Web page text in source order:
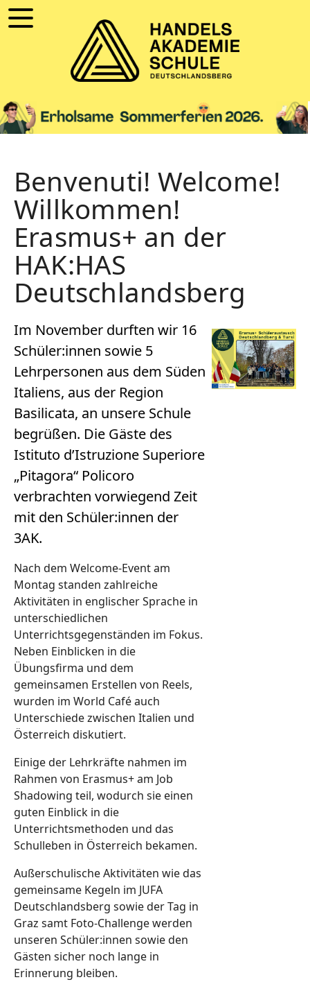
Benvenuti! Welcome!
Willkommen!
Erasmus+ an der
HAK:HAS
Deutschlandsberg
Im November durften wir 16
Schüler:innen sowie 5
Lehrpersonen aus dem Süden
Italiens, aus der Region
Basilicata, an unsere Schule
begrüßen. Die Gäste des
Istituto d’Istruzione Superiore
„Pitagora“ Policoro
verbrachten vorwiegend Zeit
mit den Schüler:innen der
3AK.
Nach dem Welcome-Event am
Montag standen zahlreiche
Aktivitäten in englischer Sprache in
unterschiedlichen
Unterrichtsgegenständen im Fokus.
Neben Einblicken in die
Übungsfirma und dem
gemeinsamen Erstellen von Reels,
wurden im World Café auch
Unterschiede zwischen Italien und
Österreich diskutiert.
Einige der Lehrkräfte nahmen im
Rahmen von Erasmus+ am Job
Shadowing teil, wodurch sie einen
guten Einblick in die
Unterrichtsmethoden und das
Schulleben in Österreich bekamen.
Außerschulische Aktivitäten wie das
gemeinsame Kegeln im JUFA
Deutschlandsberg sowie der Tag in
Graz samt Foto-Challenge werden
unseren Schüler:innen sowie den
Gästen sicher noch lange in
Erinnerung bleiben.